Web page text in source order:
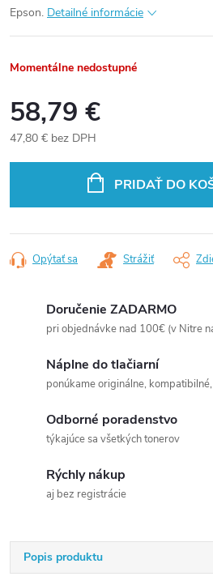
Epson. Detailné informácie
Momentálne nedostupné
58,79 €
47,80 € bez DPH
PRIDAŤ DO
Opýtať sa Strážiť
Doručenie ZADARMO
pri objednávke nad 100€ (v Nitre
Náplne do tlačiarní
ponúkame originálne,
Odborné poradenstvo
týkajúce sa všetkých tonerov
Rýchly nákup
aj bez registrácie
Popis produktu